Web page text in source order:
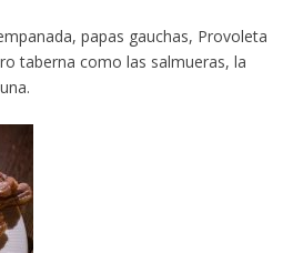
papas gauchas, Provoleta
taberna como las salmueras, la